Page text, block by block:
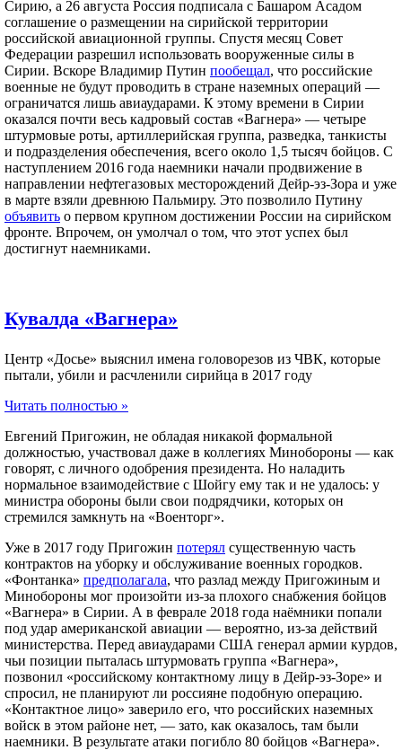
Сирию, а 26 августа Россия подписала с Башаром Асадом
соглашение о размещении на сирийской территории
российской авиационной группы. Спустя месяц Совет
Федерации разрешил использовать вооруженные силы в
Сирии. Вскоре Владимир Путин пообещал, что российские
военные не будут проводить в стране наземных операций —
ограничатся лишь авиаударами. К этому времени в Сирии
оказался почти весь кадровый состав «Вагнера» — четыре
штурмовые роты, артиллерийская группа, разведка, танкисты
и подразделения обеспечения, всего около 1,5 тысяч бойцов. С
наступлением 2016 года наемники начали продвижение в
направлении нефтегазовых месторождений Дейр-эз-Зора и уже
в марте взяли древнюю Пальмиру. Это позволило Путину
объявить о первом крупном достижении России на сирийском
фронте. Впрочем, он умолчал о том, что этот успех был
достигнут наемниками.
Кувалда «Вагнера»
Центр «Досье» выяснил имена головорезов из ЧВК, которые
пытали, убили и расчленили сирийца в 2017 году
Читать полностью »
Евгений Пригожин, не обладая никакой формальной
должностью, участвовал даже в коллегиях Минобороны — как
говорят, с личного одобрения президента. Но наладить
нормальное взаимодействие с Шойгу ему так и не удалось: у
министра обороны были свои подрядчики, которых он
стремился замкнуть на «Военторг».
Уже в 2017 году Пригожин потерял существенную часть
контрактов на уборку и обслуживание военных городков.
«Фонтанка» предполагала, что разлад между Пригожиным и
Минобороны мог произойти из-за плохого снабжения бойцов
«Вагнера» в Сирии. А в феврале 2018 года наёмники попали
под удар американской авиации — вероятно, из-за действий
министерства. Перед авиаударами США генерал армии курдов,
чьи позиции пыталась штурмовать группа «Вагнера»,
позвонил «российскому контактному лицу в Дейр-эз-Зоре» и
спросил, не планируют ли россияне подобную операцию.
«Контактное лицо» заверило его, что российских наземных
войск в этом районе нет, — зато, как оказалось, там были
наемники. В результате атаки погибло 80 бойцов «Вагнера».